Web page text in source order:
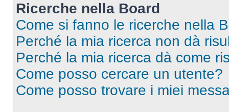
Ricerche nella Board
Come si fanno le ricerche nella
Perché la mia ricerca non dà
Perché la mia ricerca dà come
Come posso cercare un utente?
Come posso trovare i miei